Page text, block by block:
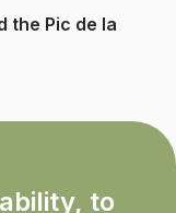
the Pic de la
to